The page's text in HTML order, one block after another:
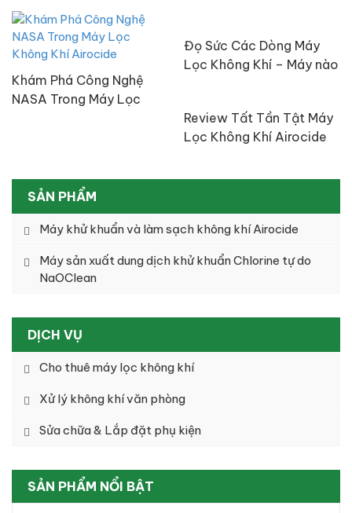
Khám Phá Công Nghệ
NASA Trong Máy Lọc
Đọ Sức Các Dòng Máy
Lọc Không Khí – Máy nào
Review Tất Tần Tật Máy
Lọc Không Khí Airocide
SẢN PHẨM
Máy khử khuẩn và làm sạch không khí Airocide
Máy sản xuất dung dịch khử khuẩn Chlorine tự do
NaOClean
DỊCH VỤ
Cho thuê máy lọc không khí
Xử lý không khí văn phòng
Sửa chữa & Lắp đặt phụ kiện
SẢN PHẨM NỔI BẬT